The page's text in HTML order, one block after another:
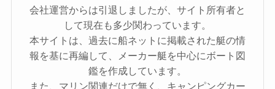
会社運営からは引退しましたが、サイト所有者と
して現在も多少関わっています。
本サイトは、過去に船ネットに掲載された艇の情
報を基に再編して、メーカー艇を中心にボート図
鑑を作成しています。
また、マリン関連だけで無く、キャンピングカー